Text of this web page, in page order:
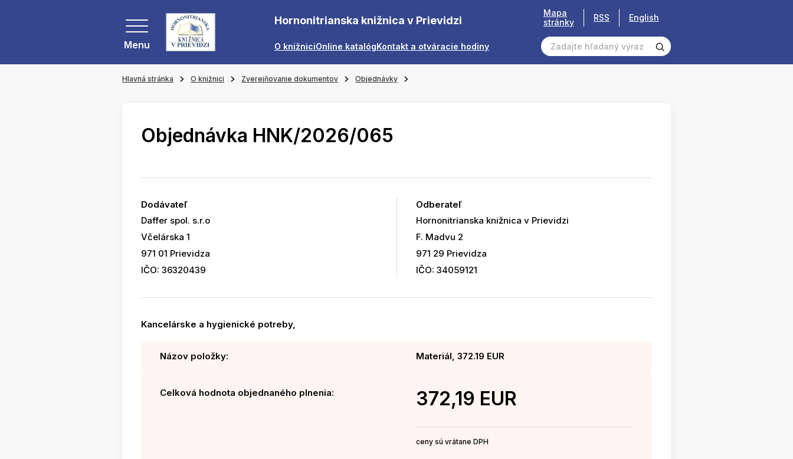
Menu
Hornonitrianska knižnica v Prievidzi
O knižniciOnline katalógKontakt a otváracie hodiny
Mapa
stránky
RSS English
Hlavná stránka O knižnici Zverejňovanie dokumentov Objednávky
Objednávka HNK/2026/065
Dodávateľ
Daffer spol. s.r.o
Včelárska 1
971 01 Prievidza
IČO: 36320439
Odberateľ
Hornonitrianska knižnica v Prievidzi
F. Madvu 2
971 29 Prievidza
IČO: 34059121
Kancelárske a hygienické potreby,
Názov položky: Materiál, 372.19 EUR
Celková hodnota objednaného plnenia: 372,19 EUR
ceny sú vrátane DPH